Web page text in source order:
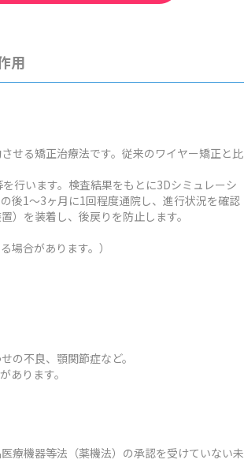
用
せる矯正治療法です。従来のワイヤー矯正と比
行います。検査結果をもとに3Dシミュレーシ
後1～3ヶ月に1回程度通院し、進行状況を確認
）を装着し、後戻りを防止します。
合があります。）
の不良、顎関節症など。
ります。
療機器等法（薬機法）の承認を受けていない未